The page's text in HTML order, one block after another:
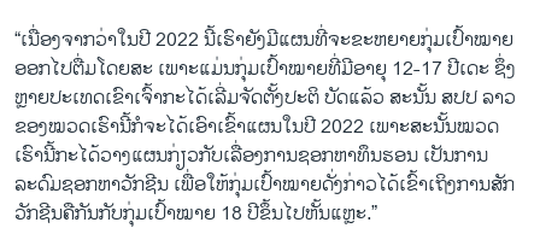
“ເນື່ອງຈາກວ່າໃນປີ 2022 ນີ້ເຮົາຍັງມີແຜນທີ່ຈະຂະຫຍາຍກຸ່ມເປົ້າໝາຍ
ອອກໄປຕື່ມໂດຍສະ ເພາະແມ່ນກຸ່ມເປົ້າໝາຍທີ່ມີອາຍຸ 12-17 ປີເດະ ຊຶ່ງ
ຫຼາຍປະເທດເຂົາເຈົ້າກະໄດ້ເລີ່ມຈັດຕັ້ງປະຕິ ບັດແລ້ວ ສະນັ້ນ ສປປ ລາວ
ຂອງໝວດເຮົານີ້ກໍຈະໄດ້ເອົາເຂົ້າແຜນໃນປີ 2022 ເພາະສະນັ້ນໝວດ
ເຮົານີ້ກະໄດ້ວາງແຜນກ່ຽວກັບເລື່ອງການຊອກຫາທຶນຮອນ ເປັນການ
ລະດົມຊອກຫາວັກຊີນ ເພື່ອໃຫ້ກຸ່ມເປົ້າໝາຍດັ່ງກ່າວໄດ້ເຂົ້າເຖິງການສັກ
ວັກຊີນຄືກັນກັບກຸ່ມເປົ້າໝາຍ 18 ປີຂຶ້ນໄປຫັ້ນແຫຼະ.”